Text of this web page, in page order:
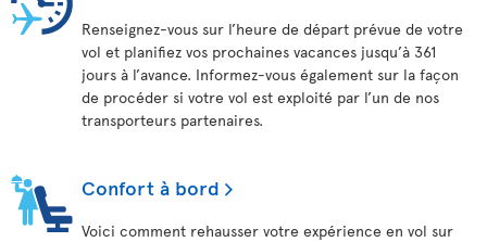
Renseignez-vous sur l’heure de départ prévue de votre
vol et planifiez vos prochaines vacances jusqu’à 361
jours à l’avance. Informez-vous également sur la façon
de procéder si votre vol est exploité par l’un de nos
transporteurs partenaires.
Confort à bord
Voici comment rehausser votre expérience en vol sur